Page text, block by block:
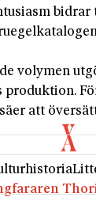
volymen
produktion.
att